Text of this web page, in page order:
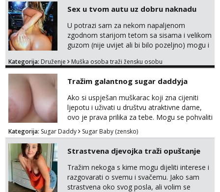
Sex u tvom autu uz dobru naknadu
U potrazi sam za nekom napaljenom
zgodnom starijom tetom sa sisama i velikom
guzom (nije uvijet ali bi bilo pozeljno) mogu i
dobra zabava uz naknadu, trazim neku koja
negdje u mrak, prije seksa dobijes odmah na
ruke, molim samo ozbiljne da se javljaju one
koje se pale na seks po mracnim parkinzima,
sumarcima itd be...
Kategorija: Druženje Muška osoba traži žensku osobu
Tražim galantnog sugar daddyja
Ako si uspješan muškarac koji zna cijeniti
ljepotu i uživati u društvu atraktivne dame,
ovo je prava prilika za tebe. Mogu se pohvaliti
prekrasnim licem, dugom, njegovanom
kosom i fit figurom. Moje grudi su broj 4,a
guza je, bez lažne skromnosti, prava top
forma. Diskretno i opušteno druženje je moj
stil, bez dugačkih dopisivanja, putovanja ili
javnih pojavljivanja. Što nudim: - atraktivno i
ugo...
Kategorija: Sugar Daddy Sugar Baby (zensko)
Strastvena djevojka traži opuštanje
Tražim nekoga s kime mogu dijeliti interese i
razgovarati o svemu i svačemu. Jako sam
strastvena oko svog posla, ali volim se